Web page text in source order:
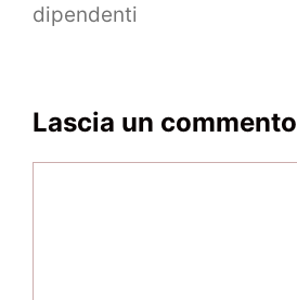
dipendenti
Lascia un commento